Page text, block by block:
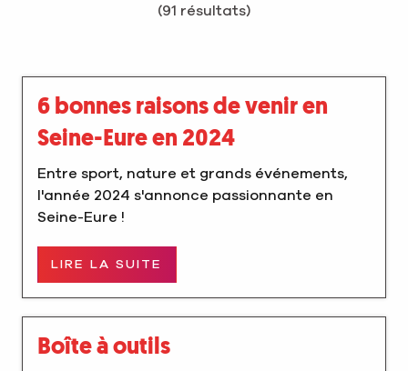
(91 résultats)
6 bonnes raisons de venir en
Seine-Eure en 2024
Entre sport, nature et grands événements,
l'année 2024 s'annonce passionnante en
Seine-Eure !
LIRE LA SUITE
Boîte à outils